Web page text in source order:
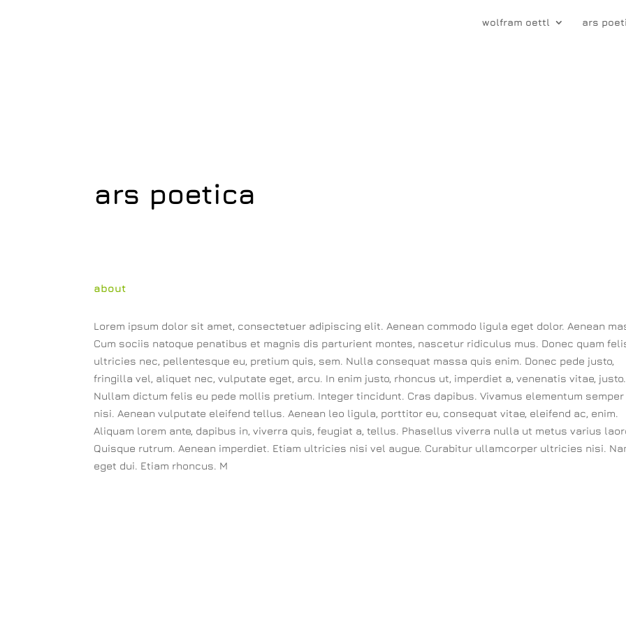
wolfram oettl ars
ars poetica
about
Lorem ipsum dolor sit amet, consectetuer adipiscing elit. Aenean commodo ligula eget dolor. Aenean
Cum sociis natoque penatibus et magnis dis parturient montes, nascetur ridiculus mus. Donec quam
ultricies nec, pellentesque eu, pretium quis, sem. Nulla consequat massa quis enim. Donec pede justo,
fringilla vel, aliquet nec, vulputate eget, arcu. In enim justo, rhoncus ut, imperdiet a, venenatis vitae, justo.
Nullam dictum felis eu pede mollis pretium. Integer tincidunt. Cras dapibus. Vivamus elementum semper
nisi. Aenean vulputate eleifend tellus. Aenean leo ligula, porttitor eu, consequat vitae, eleifend ac, enim.
Aliquam lorem ante, dapibus in, viverra quis, feugiat a, tellus. Phasellus viverra nulla ut metus varius
Quisque rutrum. Aenean imperdiet. Etiam ultricies nisi vel augue. Curabitur ullamcorper ultricies nisi.
eget dui. Etiam rhoncus. M